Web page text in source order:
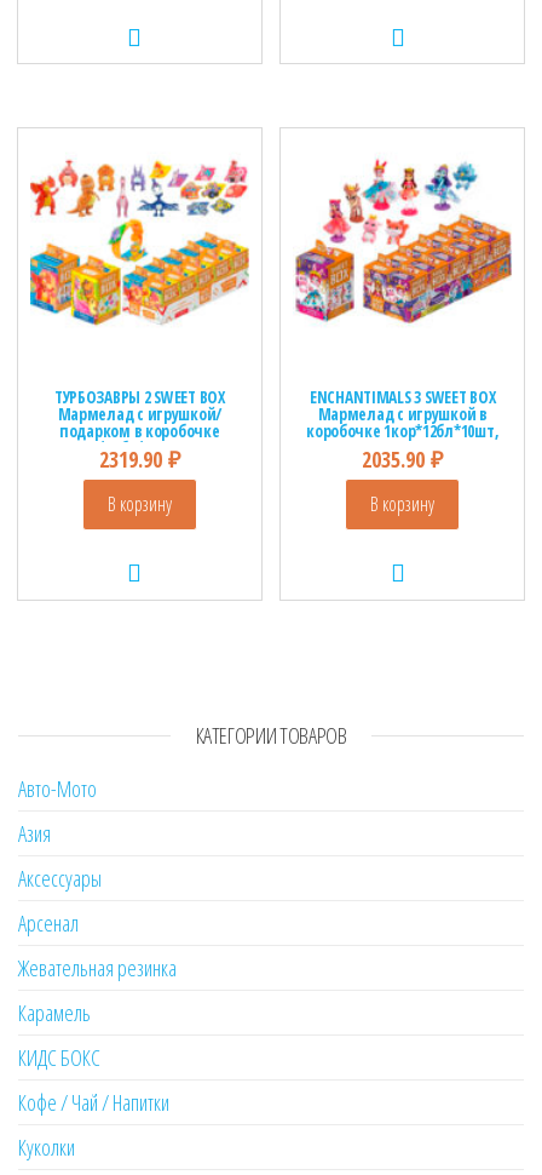
ТУРБОЗАВРЫ 2 SWEET BOX
Мармелад с игрушкой/
подарком в коробочке
1кор*12бл*10шт, 10г.
2319.90 ₽
В корзину
ENCHANTIMALS 3 SWEET BOX
Мармелад с игрушкой в
коробочке 1кор*12бл*10шт,
10г.
2035.90₽
В корзину
КАТЕГОРИИ ТОВАРОВ
Авто-Мото
Азия
Аксессуары
Арсенал
Жевательная резинка
Карамель
КИДС БОКС
Кофе / Чай / Напитки
Куколки